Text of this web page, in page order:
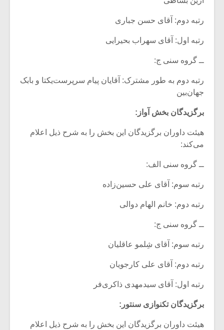
رتبه دوم: آقای حسن جباری
رتبه اول: آقای سهراب بحیرایی
ــ گروه سنی ج:
رتبه دوم به طور مشترک: آقایان پیام سرپرست‌یکتا و بابک
جهان‌بین
برگزیدگان بخش آواز:
هیئت داوران برگزیدگان این بخش را به شرح ذیل اعلام
می‌کند:
ــ گروه سنی الف:
رتبه سوم: آقای علی حسین‌زاده
رتبه دوم: خانم الهام دوالی
ــ گروه سنی ج:
رتبه سوم: آقای شِلمو عاقلیان
رتبه دوم: آقای علی کارجویان
رتبه اول: آقای سیدمهدی ذاکری‌فر
برگزیدگان تکنوازی سنتور:
هیئت داوران برگزیدگان این بخش را به شرح ذیل اعلام